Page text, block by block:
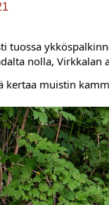
tuossa
nolla, Virkkalan
kertaa muistin